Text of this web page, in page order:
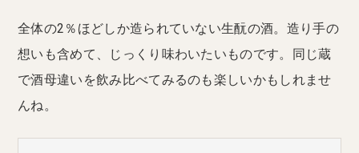
全体の2％ほどしか造られていない生酛の酒。造り手の
想いも含めて、じっくり味わいたいものです。同じ蔵
で酒母違いを飲み比べてみるのも楽しいかもしれませ
んね。